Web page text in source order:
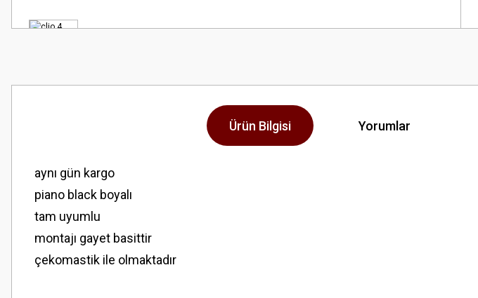
Ürün Bilgisi Yorumlar
aynı gün kargo
piano black boyalı
tam uyumlu
montajı gayet basittir
çekomastik ile olmaktadır